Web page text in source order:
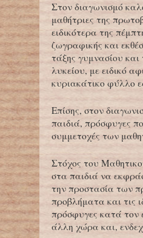
Στον διαγωνισμό
μαθήτριες της
ειδικότερα της
ζωγραφικής και
τάξης γυμνασίου
λυκείου, με ειδικό
κυριακάτικο φύλλο
Επίσης, στον
παιδιά, πρόσφυγες
συμμετοχές των
Στόχος του
στα παιδιά να
την προστασία των
προβλήματα και τις
πρόσφυγες κατά τον
άλλη χώρα και,